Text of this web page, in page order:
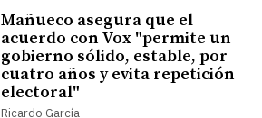
Mañueco asegura que el
acuerdo con Vox "permite un
gobierno sólido, estable, por
cuatro años y evita repetición
electoral"
Ricardo García